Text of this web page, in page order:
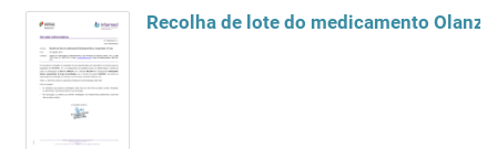
Recolha de lote do medicamento